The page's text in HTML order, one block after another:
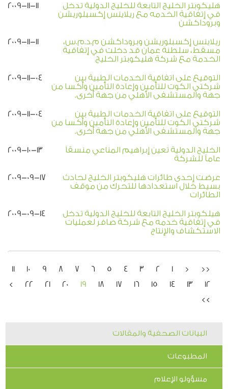
هليكوبتر الخليج التابعة للخليج الدولية تدخل
في إتفاقية الخدمه مع ريلاينس إكسبلوريشن
وبروداكشن
2009-11-11
ريلاينس إكسبلوريشن وبروداكشن م.د.م.س،
مسقط، سلطنة عمان قد دخلت في إتفاقية
الخدمة مع شركة هليكوبتر الخليج
2009-11-11
التوقيع على اتفاقية الخدمات الطبية بين
شركتي الكوت للتأمين وإعادة التأمين وأكسا من
جهة والمستشفى الأهلي من جهة أخرى.
2009-11-04
التوقيع على اتفاقية الخدمات الطبية بين
شركتي الكوت للتأمين وإعادة التأمين وأكسا من
جهة والمستشفى الأهلي من جهة أخرى.
2009-11-04
الخليج الدولية تعين إبراهيم المناعي منسقاً
عاماً للشركة
2009-10-13
عرضت إحدى طائرات هليكوبتر الخليج لحادث
بسيط خلال استعدادها للتحرك من موقف
الطائرات
2009-09-17
هيلكوبتر الخليج التابعة للخليج الدولية تدخل
في إتفاقية خدمه مع شركة صافر لعمليات
الاستكشاف والإنتاج
2009-09-14
<<
<
1
2
3
4
5
6
7
8
9
10
11
12
13
14
15
16
17
18
19
20
21
22
>
>>
البيانات الصحفية والمقالات
المطبوعات
مسؤولو الإعلام